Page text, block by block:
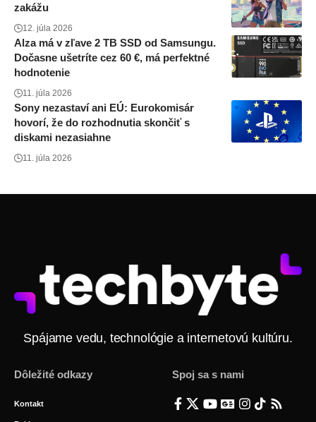
zakážu
12. júla 2026
Alza má v zľave 2 TB SSD od Samsungu.
Dočasne ušetríte cez 60 €, má perfektné
hodnotenie
11. júla 2026
Sony nezastaví ani EÚ: Eurokomisár
hovorí, že do rozhodnutia skončiť s
diskami nezasiahne
11. júla 2026
Spájame vedu, technológie a internetovú kultúru.
Dôležité odkazy
Kontakt
Spoj sa s nami